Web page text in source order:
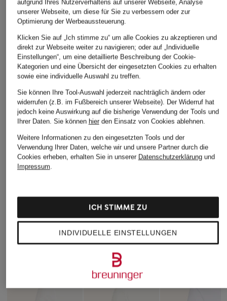
Piqué-Poloshirt
80 €
+Aktionsrabatt
GANT
Piqué-Poloshirt
Bestpreis:
61,19 €
Ursprünglich: 90 €
Piqué-
Slim Fit
135 €
ÄHNLICHE ARTIKEL ENTDECKEN
aufgrund Ihres Nutzerverhaltens auf unserer Webseite, Analyse
unserer Webseite, um diese für Sie zu verbessern oder zur
Optimierung der Werbeaussteuerung.
Klicken Sie auf „Ich stimme zu“ um alle Cookies zu akzeptieren und
direkt zur Webseite weiter zu navigieren; oder auf „Individuelle
Einstellungen“, um eine detaillierte Beschreibung der Cookie-
Kategorien und eine Übersicht der eingesetzten Cookies zu erhalten
sowie eine individuelle Auswahl zu treffen.
Sie können Ihre Tool-Auswahl jederzeit nachträglich ändern oder
widerrufen (z.B. im Fußbereich unserer Webseite). Der Widerruf hat
jedoch keine Auswirkung auf die bisherige Verwendung der Tools und
Ihrer Daten. Sie können hierden Einsatz von Cookies ablehnen.
Weitere Informationen zu den eingesetzten Tools und der
Verwendung Ihrer Daten, welche wir und unsere Partner durch die
Cookies erheben, erhalten Sie in unserer Datenschutzerklärungund
Impressum.
INDIVIDUELLE EINSTELLUNGEN
ICH STIMME ZU